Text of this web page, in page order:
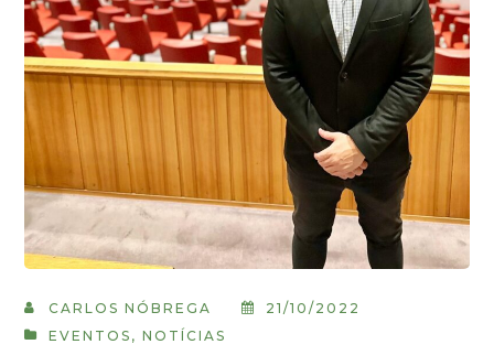
CARLOS NÓBREGA
21/10/2022
EVENTOS ,NOTÍCIAS